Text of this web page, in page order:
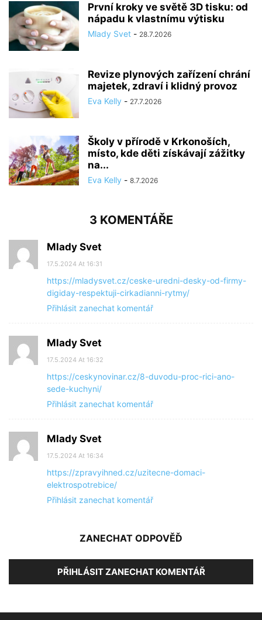
První kroky ve světě 3D tisku: od
nápadu k vlastnímu výtisku
Mlady Svet - 28.7.2026
Revize plynových zařízení chrání
majetek, zdraví i klidný provoz
Eva Kelly - 27.7.2026
Školy v přírodě v Krkonoších,
místo, kde děti získávají zážitky
na...
Eva Kelly - 8.7.2026
3 KOMENTÁŘE
Mlady Svet
17.5.2024 At 16:31
https://mladysvet.cz/ceske-uredni-desky-od-firmy-
digiday-respektuji-cirkadianni-rytmy/
Přihlásit zanechat komentář
Mlady Svet
17.5.2024 At 16:32
https://ceskynovinar.cz/8-duvodu-proc-rici-ano-
sede-kuchyni/
Přihlásit zanechat komentář
Mlady Svet
17.5.2024 At 16:34
https://zpravyihned.cz/uzitecne-domaci-
elektrospotrebice/
Přihlásit zanechat komentář
ZANECHAT ODPOVĚĎ
PŘIHLÁSIT ZANECHAT KOMENTÁŘ